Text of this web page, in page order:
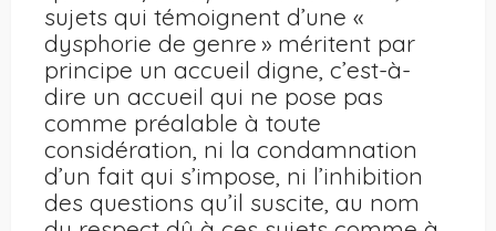
sujets qui témoignent d’une «
dysphorie de genre » méritent par
principe un accueil digne, c’est-à-
dire un accueil qui ne pose pas
comme préalable à toute
considération, ni la condamnation
d’un fait qui s’impose, ni l’inhibition
des questions qu’il suscite, au nom